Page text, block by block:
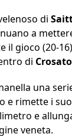
di
a
gioco (20-
di Crosato
una
e rimette i
e
veneta.